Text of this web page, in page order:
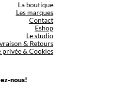
La boutique
Les marques
Contact
Eshop
Le studio
& Retours
privée & Cookies
nous!